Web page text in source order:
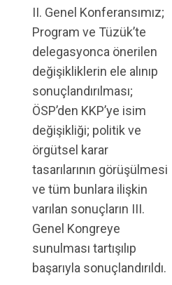
II. Genel Konferansımız;
Program ve Tüzük’te
delegasyonca önerilen
değişikliklerin ele alınıp
sonuçlandırılması;
ÖSP’den KKP’ye isim
değişikliği; politik ve
örgütsel karar
tasarılarının görüşülmesi
ve tüm bunlara ilişkin
varılan sonuçların III.
Genel Kongreye
sunulması tartışılıp
başarıyla sonuçlandırıldı.